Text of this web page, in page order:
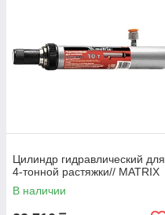
Цилиндр гидравлический для
4-тонной растяжки// MATRIX
В наличии